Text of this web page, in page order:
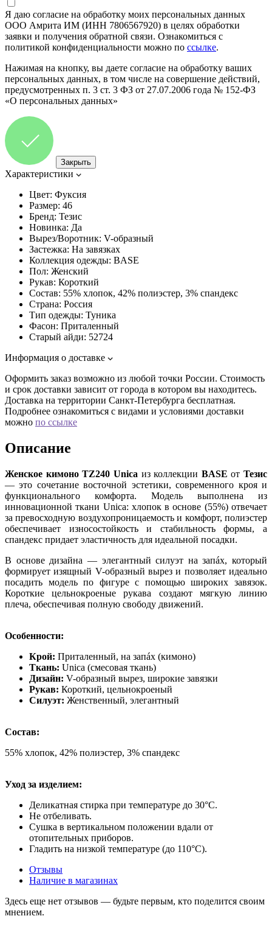
Я даю согласие на обработку моих персональных данных
ООО Амрита ИМ (ИНН 7806567920) в целях обработки
заявки и получения обратной связи. Ознакомиться с
политикой конфиденциальности можно по ссылке.
Нажимая на кнопку, вы даете согласие на обработку ваших
персональных данных, в том числе на совершение действий,
предусмотренных п. 3 ст. 3 ФЗ от 27.07.2006 года № 152-ФЗ
«О персональных данных»
Закрыть
Характеристики
Цвет: Фуксия
Размер: 46
Бренд: Тезис
Новинка: Да
Вырез/Воротник: V-образный
Застежка: На завязках
Коллекция одежды: BASE
Пол: Женский
Рукав: Короткий
Состав: 55% хлопок, 42% полиэстер, 3% спандекс
Страна: Россия
Тип одежды: Туника
Фасон: Приталенный
Старый айди: 52724
Информация о доставке
Оформить заказ возможно из любой точки России. Стоимость
и срок доставки зависит от города в котором вы находитесь.
Доставка на территории Санкт-Петербурга бесплатная.
Подробнее ознакомиться с видами и условиями доставки
можно по ссылке
Описание
Женское кимоно TZ240 Unica из коллекции BASE от Тезис
— это сочетание восточной эстетики, современного кроя и
функционального комфорта. Модель выполнена из
инновационной ткани Unica: хлопок в основе (55%) отвечает
за превосходную воздухопроницаемость и комфорт, полиэстер
обеспечивает износостойкость и стабильность формы, а
спандекс придает эластичность для идеальной посадки.
В основе дизайна — элегантный силуэт на запáх, который
формирует изящный V-образный вырез и позволяет идеально
посадить модель по фигуре с помощью широких завязок.
Короткие цельнокроеные рукава создают мягкую линию
плеча, обеспечивая полную свободу движений.
Особенности:
Крой: Приталенный, на запáх (кимоно)
Ткань: Unica (смесовая ткань)
Дизайн: V-образный вырез, широкие завязки
Рукав: Короткий, цельнокроеный
Силуэт: Женственный, элегантный
Состав:
55% хлопок, 42% полиэстер, 3% спандекс
Уход за изделием:
Деликатная стирка при температуре до 30°C.
Не отбеливать.
Сушка в вертикальном положении вдали от
отопительных приборов.
Гладить на низкой температуре (до 110°C).
Отзывы
Наличие в магазинах
Здесь еще нет отзывов — будьте первым, кто поделится своим
мнением.